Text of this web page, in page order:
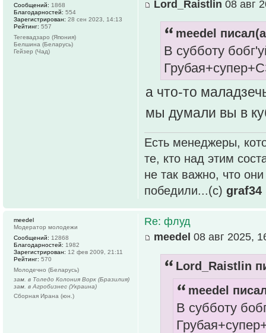
Lord_Raistlin 08 авг
meedel
В субботу
а что-то
мы думали вы в
Есть менеджеры,
те, кто над этим
не так важно, что
победили...(с) graf34
Сообщений: 1868
Благодарностей: 554
Зарегистрирован: 28 сен 2023, 14:13
Рейтинг: 557
Тегевадзаро (Япония)
Белшина (Беларусь)
Гейзер (Чад)
Re: флуд
meedel 08 авг 2025,
Lord_Raistlin
meedel
В субботу
meedel
Модератор молодежи
Сообщений: 12868
Благодарностей: 1982
Зарегистрирован: 12 фев 2009, 21:11
Рейтинг: 570
Молодечно (Беларусь)
зам. в Толедо Колония Ворк (Бразилия)
зам. в Агробизнес (Украина)
Сборная Ирана (юн.)